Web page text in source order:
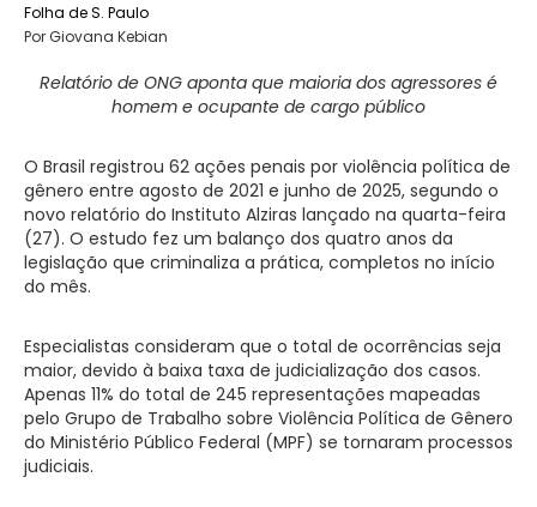
Folha de S. Paulo
Por Giovana Kebian
Relatório de ONG aponta que maioria dos agressores é
homem e ocupante de cargo público
O Brasil registrou 62 ações penais por violência política de
gênero entre agosto de 2021 e junho de 2025, segundo o
novo relatório do Instituto Alziras lançado na quarta-feira
(27). O estudo fez um balanço dos quatro anos da
legislação que criminaliza a prática, completos no início
do mês.
Especialistas consideram que o total de ocorrências seja
maior, devido à baixa taxa de judicialização dos casos.
Apenas 11% do total de 245 representações mapeadas
pelo Grupo de Trabalho sobre Violência Política de Gênero
do Ministério Público Federal (MPF) se tornaram processos
judiciais.